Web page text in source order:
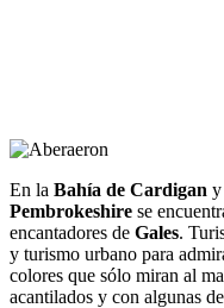
En la Bahía de Cardigan y
Pembrokeshire se
encantadores de Gales.
y turismo urbano para
colores que sólo miran al
acantilados y con algunas